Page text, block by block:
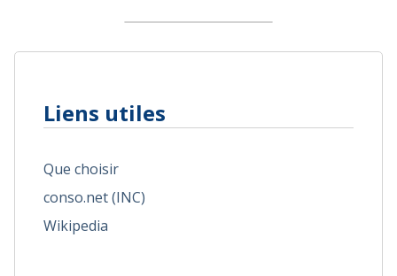
Liens utiles
Que choisir
conso.net (INC)
Wikipedia